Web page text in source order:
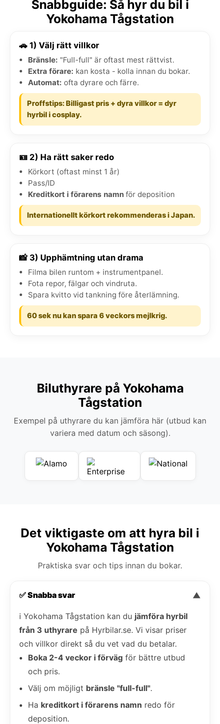
Snabbguide: Så hyr du bil i
Yokohama Tågstation
🚗 1) Välj rätt villkor
Bränsle: "Full-full" är oftast mest rättvist.
Extra förare: kan kosta - kolla innan du bokar.
Automat: ofta dyrare och färre.
Proffstips: Billigast pris + dyra villkor = dyr
hyrbil i cosplay.
🪪 2) Ha rätt saker redo
Körkort (oftast minst 1 år)
Pass/ID
Kreditkort i förarens namn för deposition
Internationellt körkort rekommenderas i Japan.
📸 3) Upphämtning utan drama
Filma bilen runtom + instrumentpanel.
Fota repor, fälgar och vindruta.
Spara kvitto vid tankning före återlämning.
60 sek nu kan spara 6 veckors mejlkrig.
Biluthyrare på Yokohama
Tågstation
Exempel på uthyrare du kan jämföra här (utbud kan
variera med datum och säsong).
Det viktigaste om att hyra bil i
Yokohama Tågstation
Praktiska svar och tips innan du bokar.
✅ Snabba svar ▼
i Yokohama Tågstation kan du jämföra hyrbil
från 3 uthyrare på Hyrbilar.se. Vi visar priser
och villkor direkt så du vet vad du betalar.
Boka 2-4 veckor i förväg för bättre utbud
och pris.
Välj om möjligt bränsle "full-full".
Ha kreditkort i förarens namn redo för
deposition.